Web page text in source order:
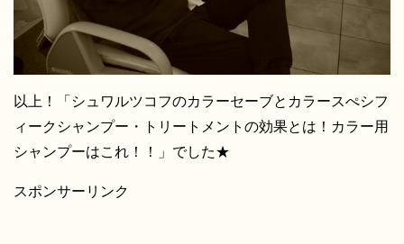
以上！「シュワルツコフのカラーセーブとカラースぺシフ
ィークシャンプー・トリートメントの効果とは！カラー用
シャンプーはこれ！！」でした★
スポンサーリンク